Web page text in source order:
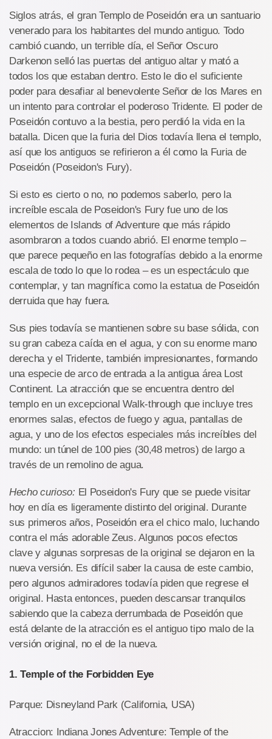
Siglos atrás, el gran Templo de Poseidón era un santuario
venerado para los habitantes del mundo antiguo. Todo
cambió cuando, un terrible día, el Señor Oscuro
Darkenon selló las puertas del antiguo altar y mató a
todos los que estaban dentro. Esto le dio el suficiente
poder para desafiar al benevolente Señor de los Mares en
un intento para controlar el poderoso Tridente. El poder de
Poseidón contuvo a la bestia, pero perdió la vida en la
batalla. Dicen que la furia del Dios todavía llena el templo,
así que los antiguos se refirieron a él como la Furia de
Poseidón (Poseidon's Fury).
Si esto es cierto o no, no podemos saberlo, pero la
increíble escala de Poseidon's Fury fue uno de los
elementos de Islands of Adventure que más rápido
asombraron a todos cuando abrió. El enorme templo –
que parece pequeño en las fotografías debido a la enorme
escala de todo lo que lo rodea – es un espectáculo que
contemplar, y tan magnífica como la estatua de Poseidón
derruida que hay fuera.
Sus pies todavía se mantienen sobre su base sólida, con
su gran cabeza caída en el agua, y con su enorme mano
derecha y el Tridente, también impresionantes, formando
una especie de arco de entrada a la antigua área Lost
Continent. La atracción que se encuentra dentro del
templo en un excepcional Walk-through que incluye tres
enormes salas, efectos de fuego y agua, pantallas de
agua, y uno de los efectos especiales más increíbles del
mundo: un túnel de 100 pies (30,48 metros) de largo a
través de un remolino de agua.
Hecho curioso: El Poseidon's Fury que se puede visitar
hoy en día es ligeramente distinto del original. Durante
sus primeros años, Poseidón era el chico malo, luchando
contra el más adorable Zeus. Algunos pocos efectos
clave y algunas sorpresas de la original se dejaron en la
nueva versión. Es difícil saber la causa de este cambio,
pero algunos admiradores todavía piden que regrese el
original. Hasta entonces, pueden descansar tranquilos
sabiendo que la cabeza derrumbada de Poseidón que
está delante de la atracción es el antiguo tipo malo de la
versión original, no el de la nueva.
1. Temple of the Forbidden Eye
Parque: Disneyland Park (California, USA)
Atraccion: Indiana Jones Adventure: Temple of the